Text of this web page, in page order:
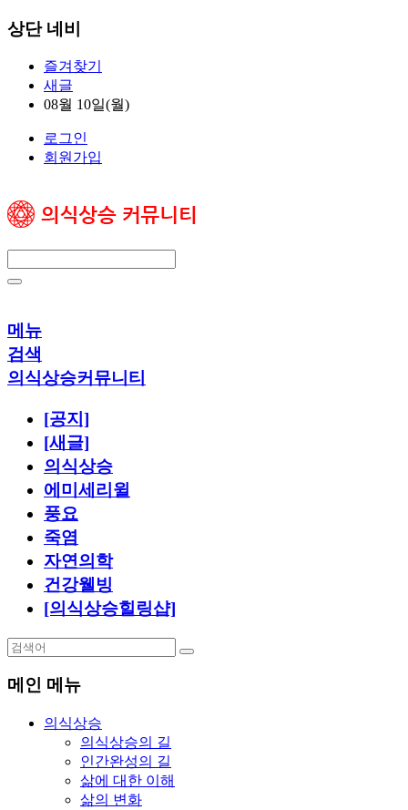
상단 네비
즐겨찾기
새글
08월 10일(월)
로그인
회원가입
메뉴
검색
의식상승커뮤니티
[공지]
[새글]
의식상승
에미세리윌
풍요
죽염
자연의학
건강웰빙
[의식상승힐링샵]
메인 메뉴
의식상승
의식상승의 길
인간완성의 길
삶에 대한 이해
삶의 변화